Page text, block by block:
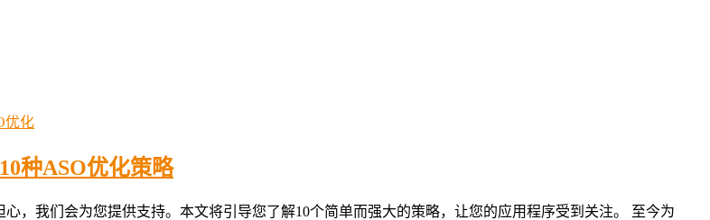
优化
种ASO优化策略
，我们会为您提供支持。本文将引导您了解10个简单而强大的策略，让您的应用程序受到关注。 至今为